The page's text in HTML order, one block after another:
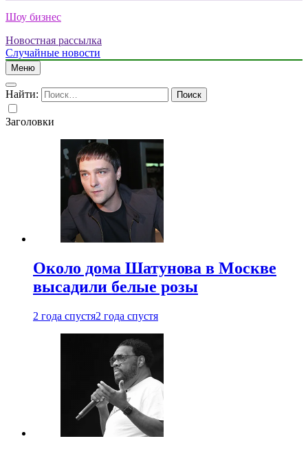
Шоу бизнес
Новостная рассылка
Случайные новости
Меню
Найти:
Заголовки
Около дома Шатунова в Москве
высадили белые розы
2 года спустя2 года спустя